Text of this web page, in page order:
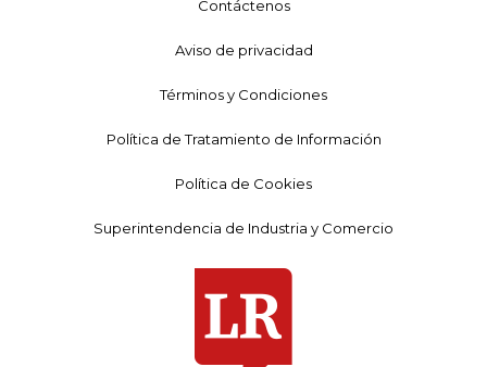
Contáctenos
Aviso de privacidad
Términos y Condiciones
Política de Tratamiento de Información
Política de Cookies
Superintendencia de Industria y Comercio